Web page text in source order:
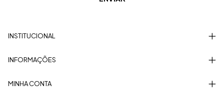
INSTITUCIONAL
INFORMAÇÕES
MINHA CONTA